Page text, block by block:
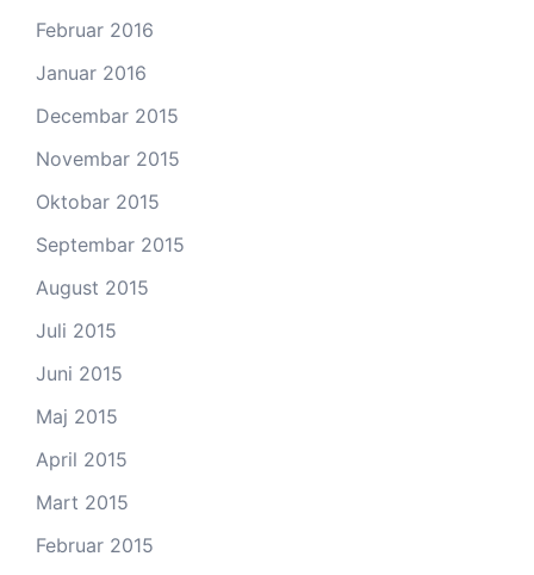
Februar 2016
Januar 2016
Decembar 2015
Novembar 2015
Oktobar 2015
Septembar 2015
August 2015
Juli 2015
Juni 2015
Maj 2015
April 2015
Mart 2015
Februar 2015